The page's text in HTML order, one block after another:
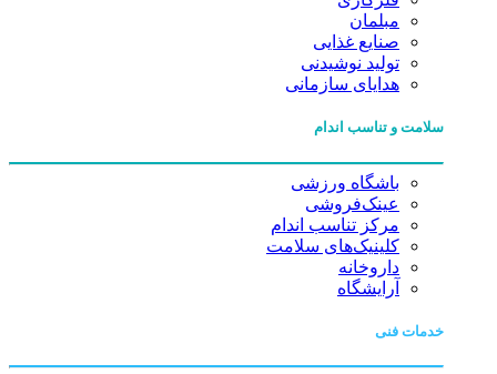
مبلمان
صنایع غذایی
تولید نوشیدنی
هدایای سازمانی
سلامت و تناسب اندام
باشگاه ورزشی
عینک‌فروشی
مرکز تناسب اندام
کلینیک‌های سلامت
داروخانه
آرایشگاه
خدمات فنی